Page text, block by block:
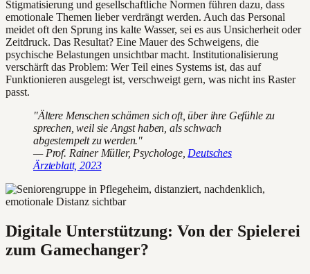
Stigmatisierung und gesellschaftliche Normen führen dazu, dass
emotionale Themen lieber verdrängt werden. Auch das Personal
meidet oft den Sprung ins kalte Wasser, sei es aus Unsicherheit oder
Zeitdruck. Das Resultat? Eine Mauer des Schweigens, die
psychische Belastungen unsichtbar macht. Institutionalisierung
verschärft das Problem: Wer Teil eines Systems ist, das auf
Funktionieren ausgelegt ist, verschweigt gern, was nicht ins Raster
passt.
"Ältere Menschen schämen sich oft, über ihre Gefühle zu
sprechen, weil sie Angst haben, als schwach
abgestempelt zu werden."
— Prof. Rainer Müller, Psychologe, Deutsches
Ärzteblatt, 2023
Digitale Unterstützung: Von der Spielerei
zum Gamechanger?